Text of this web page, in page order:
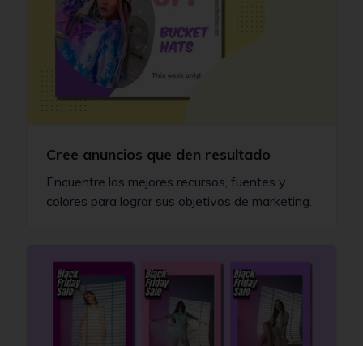
Cree anuncios que den resultado
Encuentre los mejores recursos, fuentes y
colores para lograr sus objetivos de marketing.